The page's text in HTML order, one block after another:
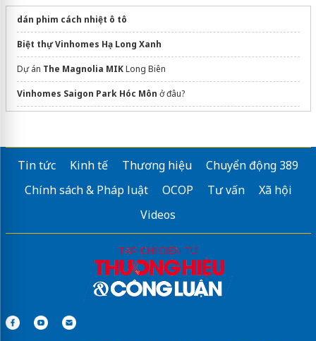
dán phim cách nhiệt ô tô
Biệt thự Vinhomes Hạ Long Xanh
Dự án The Magnolia MIKLong Biên
Vinhomes Saigon Park Hóc Môn ở đâu?
68 Dương Đình Nghệ
Sửa máy rửa bát bosch
Tin tức Kinh tế Thương hiệu
Chuyển động 389
Chính sách & Pháp luật
OCOP Tư vấn
Xã hội
Videos